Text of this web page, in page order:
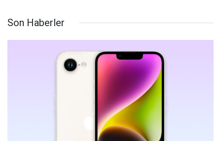
Son Haberler